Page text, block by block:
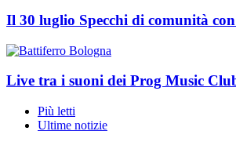
Il 30 luglio Specchi di comunità
Live tra i suoni dei Prog Music
Più letti
Ultime notizie